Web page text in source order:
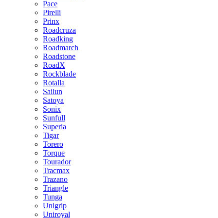
Pace
Pirelli
Prinx
Roadcruza
Roadking
Roadmarch
Roadstone
RoadX
Rockblade
Rotalla
Sailun
Satoya
Sonix
Sunfull
Superia
Tigar
Torero
Torque
Tourador
Tracmax
Trazano
Triangle
Tunga
Unigrip
Uniroyal